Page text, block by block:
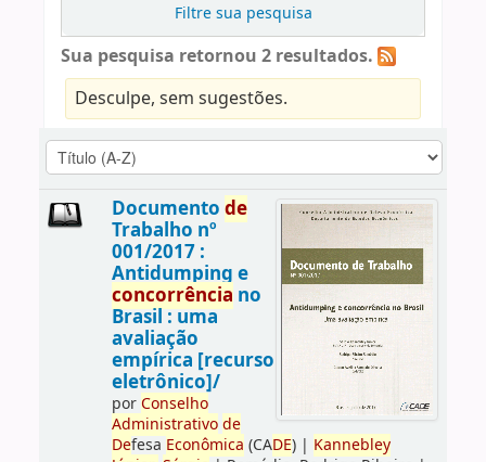
Filtre sua pesquisa
Sua pesquisa retornou 2 resultados.
Desculpe, sem sugestões.
Documento de
Trabalho nº
001/2017 :
Antidumping e
concorrência no
Brasil : uma
avaliação
empírica [recurso
eletrônico]/
porConselho
Administrativo de
Defesa Econômica (CADE)| Kannebley